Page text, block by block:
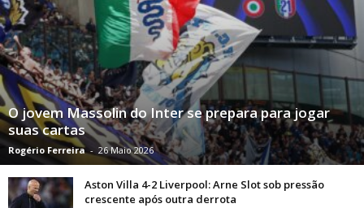
O jovem Massolin do Inter se prepara para jogar
suas cartas
Rogério Ferreira - 26 Maio 2026
Aston Villa 4-2 Liverpool: Arne Slot sob pressão
crescente após outra derrota